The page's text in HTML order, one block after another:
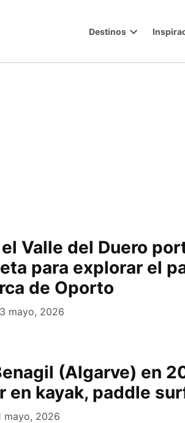
Destinos
menu
Valle del Duero
para explorar el
de Oporto
mayo, 2026
(Algarve) en
en kayak, paddle
mayo, 2026